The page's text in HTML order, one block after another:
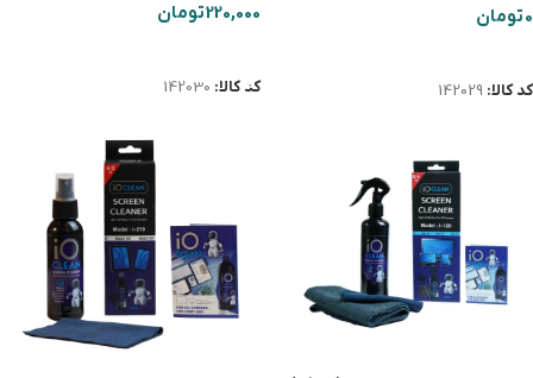
0تومان
کد کالا: 142029
220,000تومان
کد کالا: 142030